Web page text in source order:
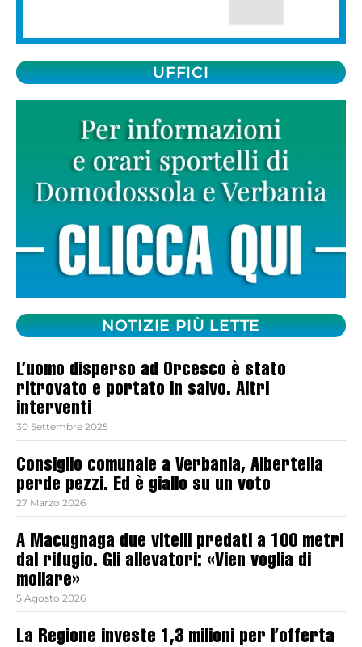
UFFICI
NOTIZIE PIÙ LETTE
L’uomo disperso ad Orcesco è stato
ritrovato e portato in salvo. Altri
interventi
30 Settembre 2025
Consiglio comunale a Verbania, Albertella
perde pezzi. Ed è giallo su un voto
27 Marzo 2026
A Macugnaga due vitelli predati a 100 metri
dal rifugio. Gli allevatori: «Vien voglia di
mollare»
5 Agosto 2026
La Regione investe 1,3 milioni per l’offerta